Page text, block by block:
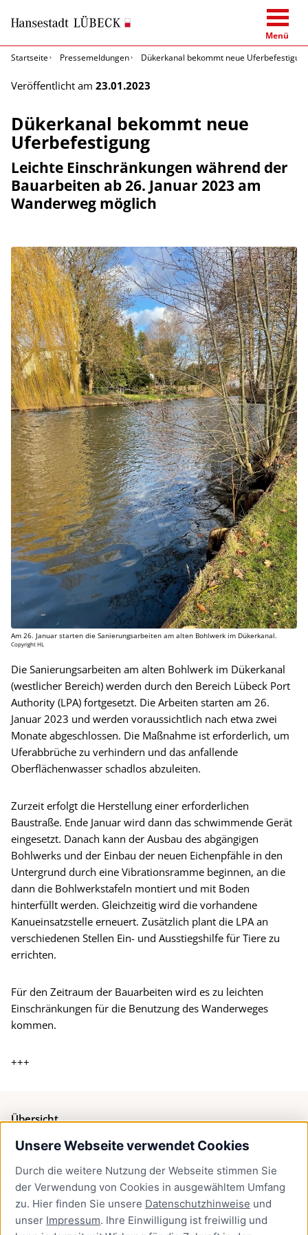
Unsere Webseite verwendet Cookies
Durch die weitere Nutzung der Webseite stimmen Sie
der Verwendung von Cookies in ausgewähltem Umfang
zu. Hier finden Sie unsere Datenschutzhinweise und
unser Impressum. Ihre Einwilligung ist freiwillig und
Menü
Startseite
Pressemeldungen Dükerkanal bekommt neue
Veröffentlicht am 23.01.2023
Dükerkanal bekommt neue
Uferbefestigung
Leichte Einschränkungen während der
Bauarbeiten ab 26. Januar 2023 am
Wanderweg möglich
Am 26. Januar starten die Sanierungsarbeiten am alten Bohlwerk im Dükerkanal.
Copyright HL
Die Sanierungsarbeiten am alten Bohlwerk im Dükerkanal
(westlicher Bereich) werden durch den Bereich Lübeck Port
Authority (LPA) fortgesetzt. Die Arbeiten starten am 26.
Januar 2023 und werden voraussichtlich nach etwa zwei
Monate abgeschlossen. Die Maßnahme ist erforderlich, um
Uferabbrüche zu verhindern und das anfallende
Oberflächenwasser schadlos abzuleiten.
Zurzeit erfolgt die Herstellung einer erforderlichen
Baustraße. Ende Januar wird dann das schwimmende Gerät
eingesetzt. Danach kann der Ausbau des abgängigen
Bohlwerks und der Einbau der neuen Eichenpfähle in den
Untergrund durch eine Vibrationsramme beginnen, an die
dann die Bohlwerkstafeln montiert und mit Boden
hinterfüllt werden. Gleichzeitig wird die vorhandene
Kanueinsatzstelle erneuert. Zusätzlich plant die LPA an
verschiedenen Stellen Ein- und Ausstiegshilfe für Tiere zu
errichten.
Für den Zeitraum der Bauarbeiten wird es zu leichten
Einschränkungen für die Benutzung des Wanderweges
kommen.
+++
Übersicht
Bürgerservice
Presse
Newsletter Lübeck:kompakt
Kontakt